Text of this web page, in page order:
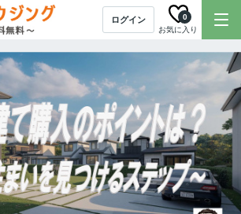
ログイン
お気に入り
0